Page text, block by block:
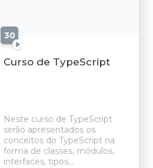
30
Curso de TypeScript
Neste curso de TypeScript
serão apresentados os
conceitos do TypeScript na
forma de classes, módulos,
interfaces, tipos...